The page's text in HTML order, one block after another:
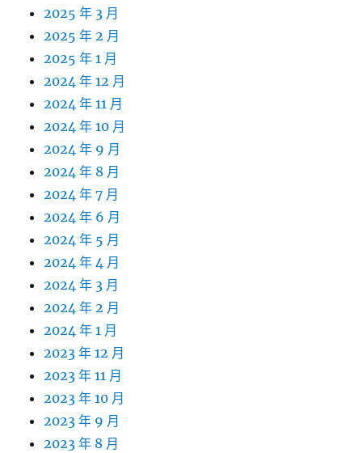
2025 年 3 月
2025 年 2 月
2025 年 1 月
2024 年 12 月
2024 年 11 月
2024 年 10 月
2024 年 9 月
2024 年 8 月
2024 年 7 月
2024 年 6 月
2024 年 5 月
2024 年 4 月
2024 年 3 月
2024 年 2 月
2024 年 1 月
2023 年 12 月
2023 年 11 月
2023 年 10 月
2023 年 9 月
2023 年 8 月